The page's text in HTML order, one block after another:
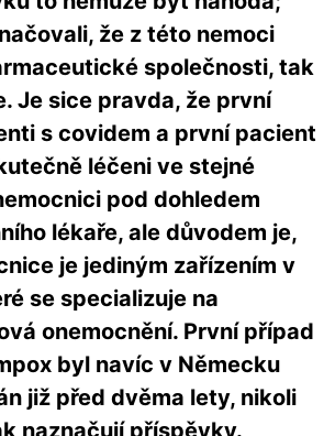
že z této nemoci
společnosti, tak
Je sice pravda, že první
s covidem a první pacient
léčeni ve stejné
pod dohledem
lékaře, ale důvodem je,
je jediným zařízením v
se specializuje na
onemocnění. První případ
byl navíc v Německu
již před dvěma lety, nikoli
naznačují příspěvky.